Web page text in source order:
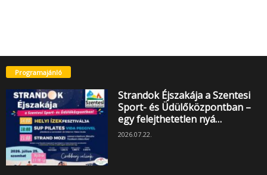
Programajánló
Strandok Éjszakája a Szentesi
Sport- és Üdülőközpontban –
egy felejthetetlen nyá…
2026.07.22.